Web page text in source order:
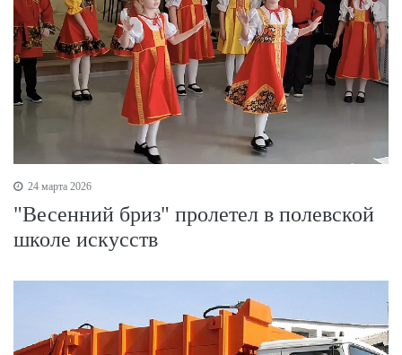
24 марта 2026
"Весенний бриз" пролетел в полевской
школе искусств